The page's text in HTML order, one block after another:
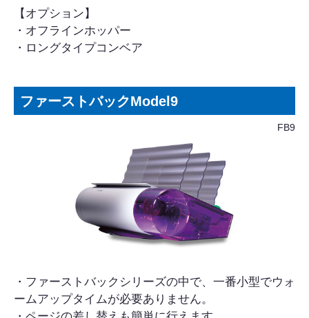
【オプション】
・オフラインホッパー
・ロングタイプコンベア
ファーストバックModel9
FB9
・ファーストバックシリーズの中で、一番小型でウォ
ームアップタイムが必要ありません。